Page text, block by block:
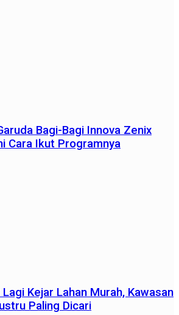
Bagi-Bagi Innova Zenix
Cara Ikut Programnya
Kejar Lahan Murah, Kawasan
Paling Dicari